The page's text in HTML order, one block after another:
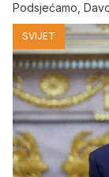
Podsjećamo,
SVIJET